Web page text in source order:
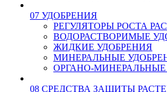
07 УДОБРЕНИЯ
РЕГУЛЯТОРЫ РОСТА
ВОДОРАСТВОРИМЫЕ
ЖИДКИЕ УДОБРЕНИЯ
МИНЕРАЛЬНЫЕ
ОРГАНО-МИНЕРАЛЬНЫЕ
08 СРЕДСТВА ЗАЩИТЫ